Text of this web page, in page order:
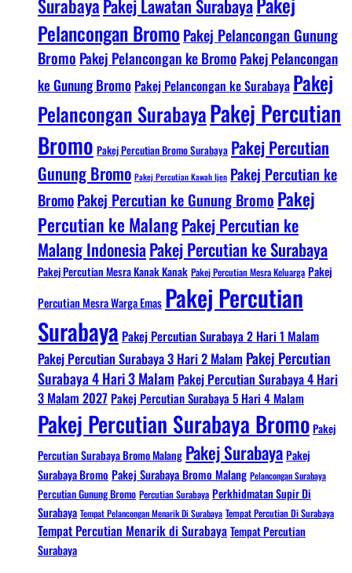
SurabayaPakej Lawatan Surabaya
Pelancongan Bromo Pakej Pelancongan Gunung
Bromo Pakej Pelancongan ke BromoPakej Pelancongan
ke Gunung Bromo Pakej Pelancongan ke Surabaya Pakej
Pelancongan SurabayaPakej Percutian
Bromo Pakej Percutian Bromo Surabaya Pakej Percutian
Gunung Bromo Pakej Percutian Kawah Ijen Pakej Percutian ke
BromoPakej Percutian ke Gunung Bromo Pakej
Percutian ke MalangPakej Percutian ke
Malang IndonesiaPakej Percutian ke Surabaya
Pakej Percutian Mesra Kanak Kanak Pakej Percutian Mesra Keluarga Pakej
Percutian Mesra Warga Emas Pakej Percutian
Surabaya Pakej Percutian Surabaya 2 Hari 1 Malam
Pakej Percutian Surabaya 3 Hari 2 Malam Pakej Percutian
Surabaya 4 Hari 3 Malam Pakej Percutian Surabaya 4 Hari
3 Malam 2027 Pakej Percutian Surabaya 5 Hari 4 Malam
Pakej Percutian Surabaya BromoPakej
Percutian Surabaya Bromo Malang Pakej SurabayaPakej
Surabaya Bromo Pakej Surabaya Bromo Malang Pelancongan Surabaya
Percutian Gunung Bromo Percutian Surabaya Perkhidmatan Supir Di
Surabaya Tempat Pelancongan Menarik Di Surabaya Tempat Percutian Di Surabaya
Tempat Percutian Menarik di SurabayaTempat Percutian
Surabaya